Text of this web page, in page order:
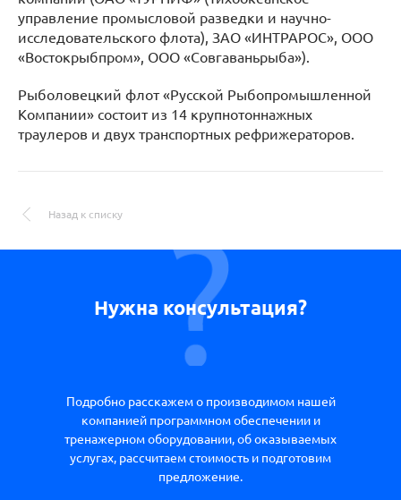
управление промысловой разведки и научно-
исследовательского флота), ЗАО «ИНТРАРОС», ООО
«Востокрыбпром», ООО «Совгаваньрыба»).
Рыболовецкий флот «Русской Рыбопромышленной
Компании» состоит из 14 крупнотоннажных
траулеров и двух транспортных рефрижераторов.
Назад к списку
Нужна консультация?
Подробно расскажем о производимом нашей
компанией программном обеспечении и
тренажерном оборудовании, об оказываемых
услугах, рассчитаем стоимость и подготовим
предложение.